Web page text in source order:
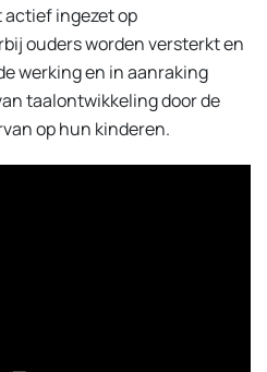
ingezet op
ouders worden versterkt en
werking en in aanraking
taalontwikkeling door de
op hun kinderen.